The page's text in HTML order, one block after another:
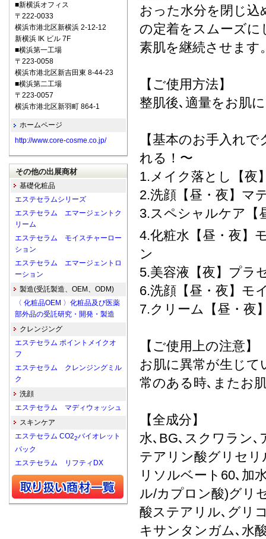
おった水分を閉じ込
の定着をスムーズに
素肌を継続させます
【ご使用方法】
整肌後､適量をお肌
【基本のお手入れ
れる！〜
1.メイク落とし【夜
2.洗顔【昼・夜】マ
3.スペシャルケア【
4.化粧水【昼・夜】
ン
5.美容液【夜】プラ
6.洗顔【昼・夜】モ
7.クリーム【昼・夜
【ご使用上の注意】
お肌に異常が生じ
常のある時､またお
【全成分】
水､BG､スクワラン
テアリン酸グリセ
リソルベート60､加
ル/カプロン酸)グリ
酸ステアリル､グリ
キサンタンガム､水
■新横浜オフィス
〒222-0033
横浜市港北区新横浜 2-12-12
新横浜 IK ビル 7F
■横浜第一工場
〒223-0058
横浜市港北区新吉田東 8-44-23
■横浜第二工場
〒223-0057
横浜市港北区新羽町 864-1
ホームページ
http://www.core-cosme.co.jp/
その他の出展商材
基礎化粧品
エステセラムシリーズ
エステセラム エマージェントク
リーム
エステセラム モイスチャーロー
ション
エステセラム エマージェントロ
ーション
製造(受託製造、OEM、ODM)
〈 化粧品OEM 〉化粧品及び医薬
部外品の受託研究・開発・製造
クレンジング
エステセラム ポイントメイクオ
フ
エステセラム クレンジングミル
ク
洗顔
エステセラム マディウォッシュ
スキンケア
エステセラム CO22バイオレット
パック
エステセラム リフティDX